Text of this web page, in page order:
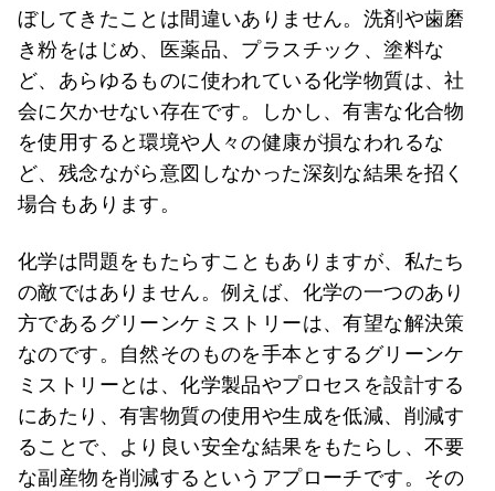
ぼしてきたことは間違いありません。洗剤や歯磨
き粉をはじめ、医薬品、プラスチック、塗料な
ど、あらゆるものに使われている化学物質は、社
会に欠かせない存在です。しかし、有害な化合物
を使用すると環境や人々の健康が損なわれるな
ど、残念ながら意図しなかった深刻な結果を招く
場合もあります。
化学は問題をもたらすこともありますが、私たち
の敵ではありません。例えば、化学の一つのあり
方であるグリーンケミストリーは、有望な解決策
なのです。自然そのものを手本とするグリーンケ
ミストリーとは、化学製品やプロセスを設計する
にあたり、有害物質の使用や生成を低減、削減す
ることで、より良い安全な結果をもたらし、不要
な副産物を削減するというアプローチです。その